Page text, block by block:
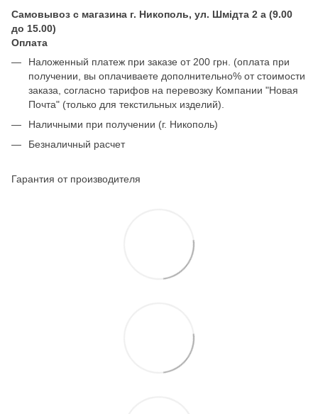
Самовывоз с магазина г. Никополь, ул. Шмідта 2 а (9.00
до 15.00)
Оплата
Наложенный платеж при заказе от 200 грн. (оплата при
получении, вы оплачиваете дополнительно% от стоимости
заказа, согласно тарифов на перевозку Компании "Новая
Почта" (только для текстильных изделий).
Наличными при получении (г. Никополь)
Безналичный расчет
Гарантия от производителя